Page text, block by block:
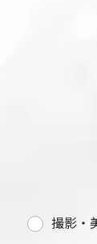
撮影・